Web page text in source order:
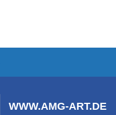
WWW.AMG-ART.DE